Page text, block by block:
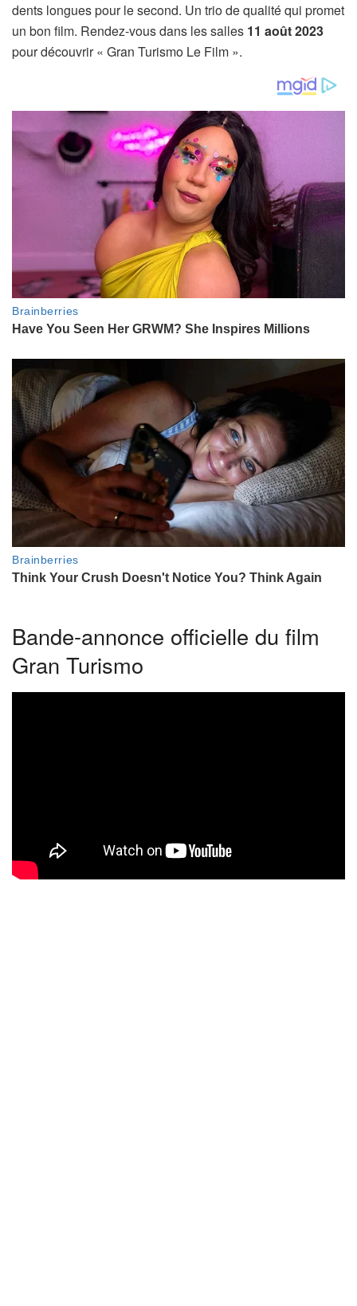
dents longues pour le second. Un trio de qualité qui promet
un bon film. Rendez-vous dans les salles 11 août 2023
pour découvrir « Gran Turismo Le Film ».
Bande-annonce officielle du film
Gran Turismo